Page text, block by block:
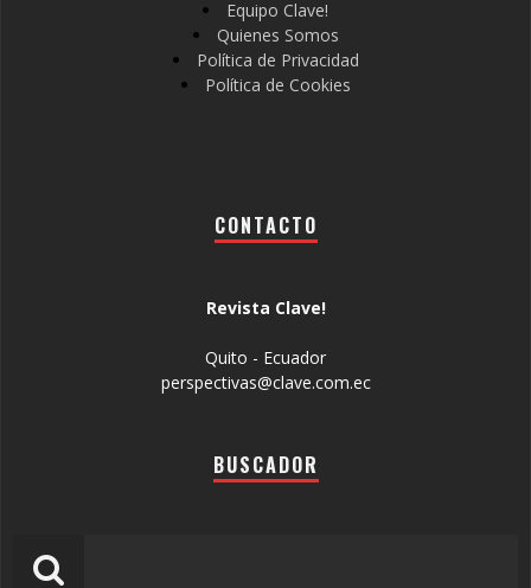
Equipo Clave!
Quienes Somos
Política de Privacidad
Política de Cookies
CONTACTO
Revista Clave!
Quito - Ecuador
perspectivas@clave.com.ec
BUSCADOR